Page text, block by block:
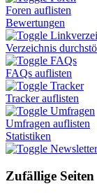
Foren auflisten
Bewertungen
Verzeichnis
FAQs
FAQs auflisten
Tracker
Tracker auflisten
Umfragen
Umfragen auflisten
Statistiken
Newsletter
Zufällige Seiten